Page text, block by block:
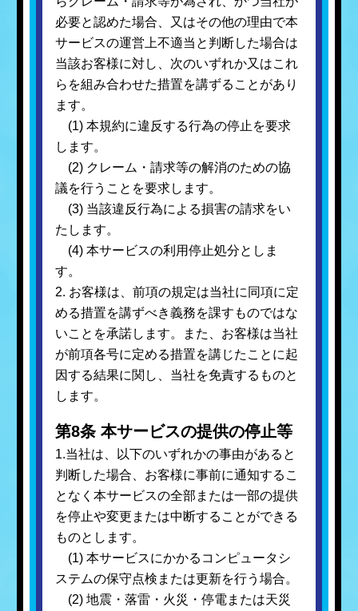
必要と認めた場合、又はその他の理由で本
サービスの運営上不適当と判断した場合は
当該お客様に対し、次のいずれか又はこれ
らを組み合わせた措置を講ずることがあり
ます。
(1) 本規約に違反する行為の停止を要求
します。
(2) クレーム・請求等の解消のための協
議を行うことを要求します。
(3) 当該違反行為による損害の請求をい
たします。
(4) 本サービスの利用停止処分としま
す。
2. お客様は、前項の規定は当社に同項に定
める措置を講ずべき義務を課すものではな
いことを承諾します。また、お客様は当社
が前項各号に定める措置を講じたことに起
因する結果に関し、当社を免責するものと
します。
第8条 本サービスの提供の停止等
1.当社は、以下のいずれかの事由があると
判断した場合、お客様に事前に通知するこ
となく本サービスの全部または一部の提供
を停止や変更または中断することができる
ものとします。
(1) 本サービスにかかるコンピュータシ
ステムの保守点検または更新を行う場合。
(2) 地震・落雷・火災・停電または天災